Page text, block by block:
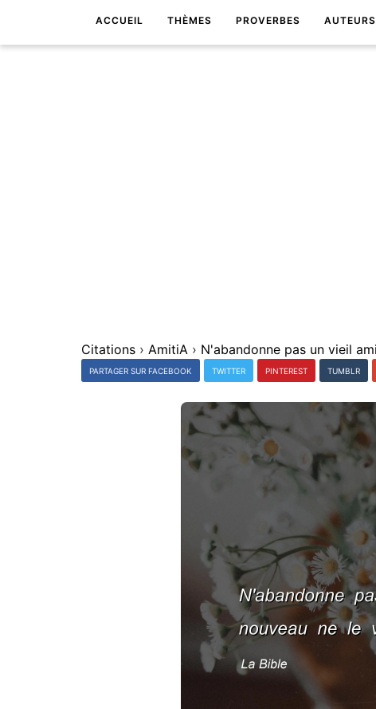
ACCUEIL THÈMES PROVERBES AUTEURS
Citations › AmitiA ›
PARTAGER SUR FACEBOOK TWITTER PINTEREST TUMBLR